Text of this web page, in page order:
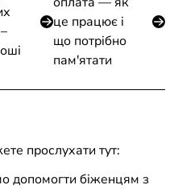
це працює і
що потрібно
пам'ятати
прослухати тут:
допомогти біженцям з